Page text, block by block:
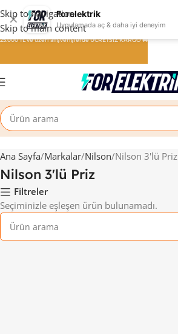
✕ Forelektrik
Uygulamada aç & daha iyi deneyim
Skip to navigation
Skip to main content
Ana Sayfa Markalar Nilson Nilson 3'lü Priz
Nilson 3'lü Priz
Filtreler
Seçiminizle eşleşen ürün bulunamadı.
25.000 TL ve üzeri alışverişlerde ÜCRETSİZ KARGO 🚚